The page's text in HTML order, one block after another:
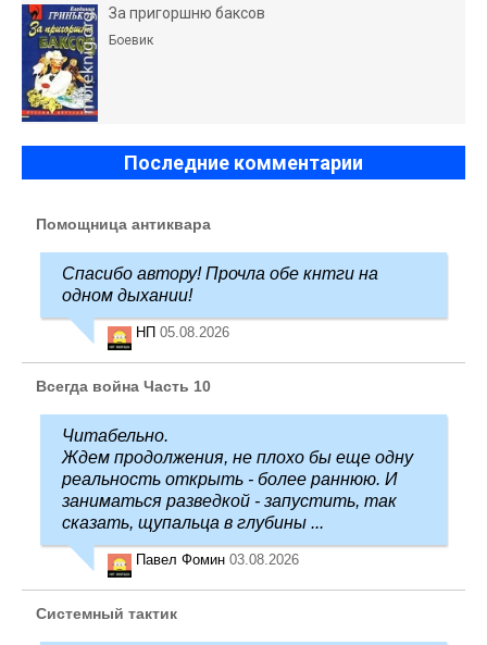
За пригоршню баксов
Боевик
Последние комментарии
Помощница антиквара
Спасибо автору! Прочла обе кнтги на
одном дыхании!
НП 05.08.2026
Всегда война Часть 10
Читабельно.
Ждем продолжения, не плохо бы еще одну
реальность открыть - более раннюю. И
заниматься разведкой - запустить, так
сказать, щупальца в глубины ...
Павел Фомин 03.08.2026
Системный тактик